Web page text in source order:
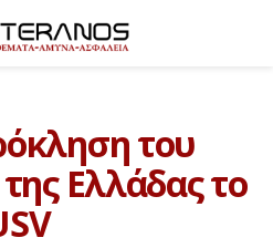
του
Ελλάδας το